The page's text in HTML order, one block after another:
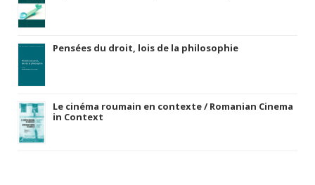
Pensées du droit, lois de la philosophie
Le cinéma roumain en contexte / Romanian Cinema
in Context